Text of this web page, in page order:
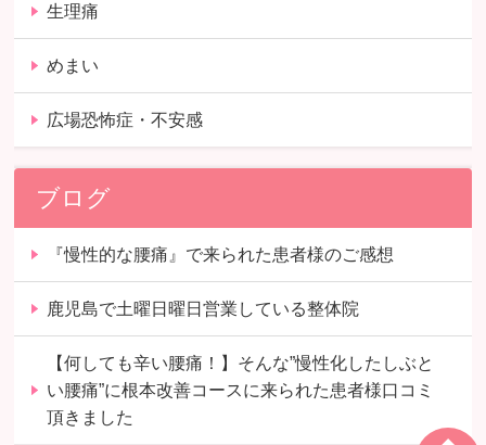
生理痛
めまい
広場恐怖症・不安感
ブログ
『慢性的な腰痛』で来られた患者様のご感想
鹿児島で土曜日曜日営業している整体院
【何しても辛い腰痛！】そんな”慢性化したしぶと
い腰痛”に根本改善コースに来られた患者様口コミ
頂きました